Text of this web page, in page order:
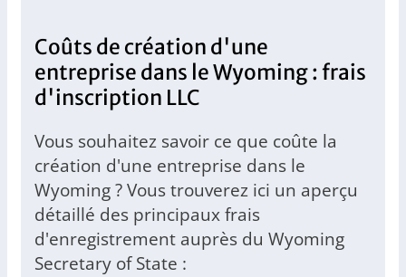
Coûts de création d'une
entreprise dans le Wyoming : frais
d'inscription LLC
Vous souhaitez savoir ce que coûte la
création d'une entreprise dans le
Wyoming ? Vous trouverez ici un aperçu
détaillé des principaux frais
d'enregistrement auprès du Wyoming
Secretary of State :